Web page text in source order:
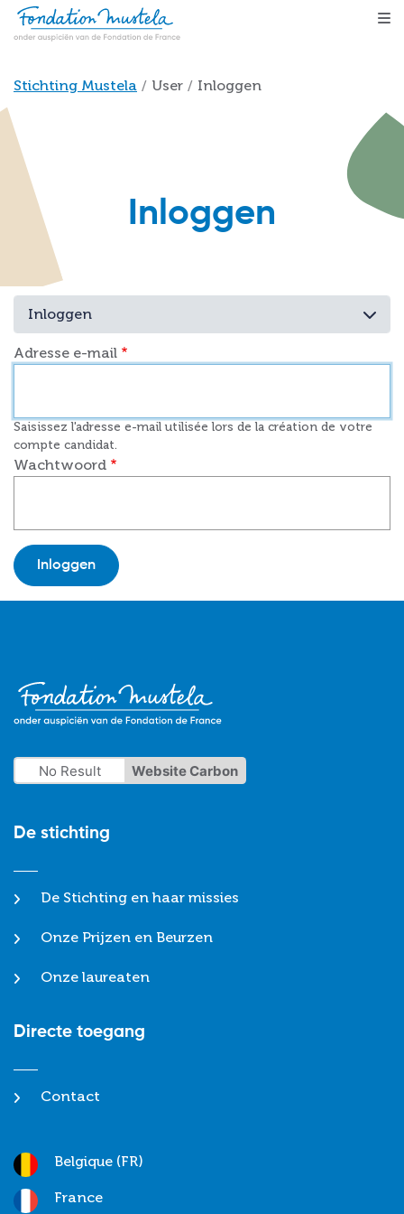
Skip to main content
Breadcrumb
Stichting Mustela User Inloggen
Inloggen
PRIMARY TABS
Inloggen
Adresse e-mail
Saisissez l'adresse e-mail utilisée lors de la création de votre
compte candidat.
Wachtwoord
No Result Website Carbon
De stichting
De Stichting en haar missies
Onze Prijzen en Beurzen
Onze laureaten
Directe toegang
Contact
Belgique (FR)
France